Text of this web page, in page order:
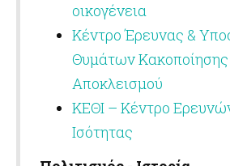
οικογένεια
Κέντρο Έρευνας &
Θυμάτων Κακοποίησης
Αποκλεισμού
ΚΕΘΙ – Κέντρο
Ισότητας